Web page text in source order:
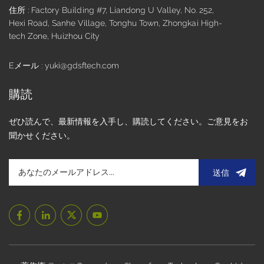
住所 : Factory Building #7, Liandong U Valley, No. 252,
Hexi Road, Sanhe Village, Tonghu Town, Zhongkai High-
tech Zone, Huizhou City
Eメール : yuki@gdsftech.com
購読
ぜひ読んで、最新情報を入手し、購読してください。ご意見をお
聞かせください。
送信